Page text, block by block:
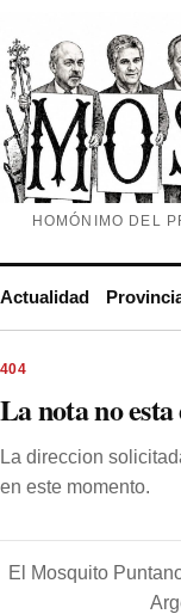
HOMÓNIMO DEL
Actualidad
404
La nota no
La direccion
en este momento.
El Mosquito